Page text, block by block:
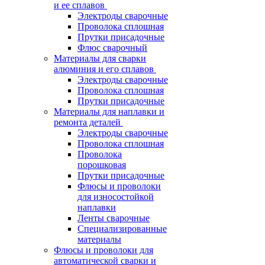
и ее сплавов
Электроды сварочные
Проволока сплошная
Прутки присадочные
Флюс сварочный
Материалы для сварки
алюминия и его сплавов
Электроды сварочные
Проволока сплошная
Прутки присадочные
Материалы для наплавки и
ремонта деталей
Электроды сварочные
Проволока сплошная
Проволока
порошковая
Прутки присадочные
Флюсы и проволоки
для износостойкой
наплавки
Ленты сварочные
Специализированные
материалы
Флюсы и проволоки для
автоматической сварки и